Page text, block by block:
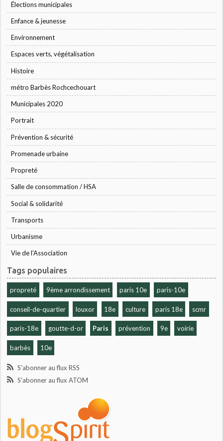
Élections municipales
Enfance & jeunesse
Environnement
Espaces verts, végétalisation
Histoire
métro Barbès Rochcechouart
Municipales 2020
Portrait
Prévention & sécurité
Promenade urbaine
Propreté
Salle de consommation / HSA
Social & solidarité
Transports
Urbanisme
Vie de l'Association
Tags populaires
propreté 9ème arrondissement paris 10e paris-10e
conseil-de-quartier louxor 18e culture paris 18e scmr
paris-18e goutte-d-or Paris prévention 9e voirie
barbès 10e
S'abonner au flux RSS
S'abonner au flux ATOM